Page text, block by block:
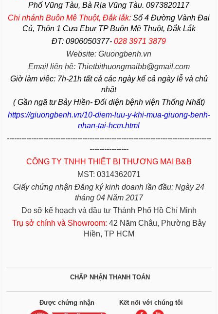
Phố Vũng Tàu, Bà Rịa Vũng Tàu. 0973820117
Chi nhánh Buôn Mê Thuột, Đắk lắk:Số 4 Đường Vành Đai
Củ, Thôn 1 Cưa Ebur TP Buôn Mê Thuột, Đắk Lắk
ĐT: 0906050377-028 3971 3879
Website: Giuongbenh.vn
Email liên hệ: Thietbithuongmaibb@gmail.com
Giờ làm viêc: 7h-21h tất cả các ngày kể cả ngày lễ và chủ
nhật
( Gần ngã tư Bảy Hiền- Đối diện bệnh viện Thống Nhất)
https://giuongbenh.vn/10-diem-luu-y-khi-mua-giuong-benh-
nhan-tai-hcm.html
------------------------------------------------------------------------------------
----------------
CÔNG TY TNHH THIẾT BỊ THƯƠNG MẠI B&B
MST: 0314362071
Giấy chứng nhận Đăng ký kinh doanh lần đầu: Ngày 24
tháng 04 Năm 2017
Do sỡ kế hoạch và đầu tư Thành Phố Hồ Chí Minh
Trụ sở chính và Showroom: 42 Năm Châu, Phường Bảy
Hiền, TP HCM
CHẤP NHẬN THANH TOÁN
Được chứng nhận Kết nối với chúng tôi